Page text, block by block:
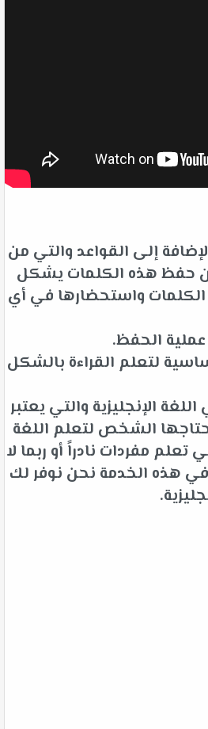
إلى القواعد والتي من
حفظ هذه الكلمات يشكل
واستحضارها في أي
الحفظ.
لتعلم القراءة بالشكل
الإنجليزية والتي يعتبر
الشخص لتعلم اللغة
مفردات نادراً أو ربما لا
هذه الخدمة نحن نوفر لك